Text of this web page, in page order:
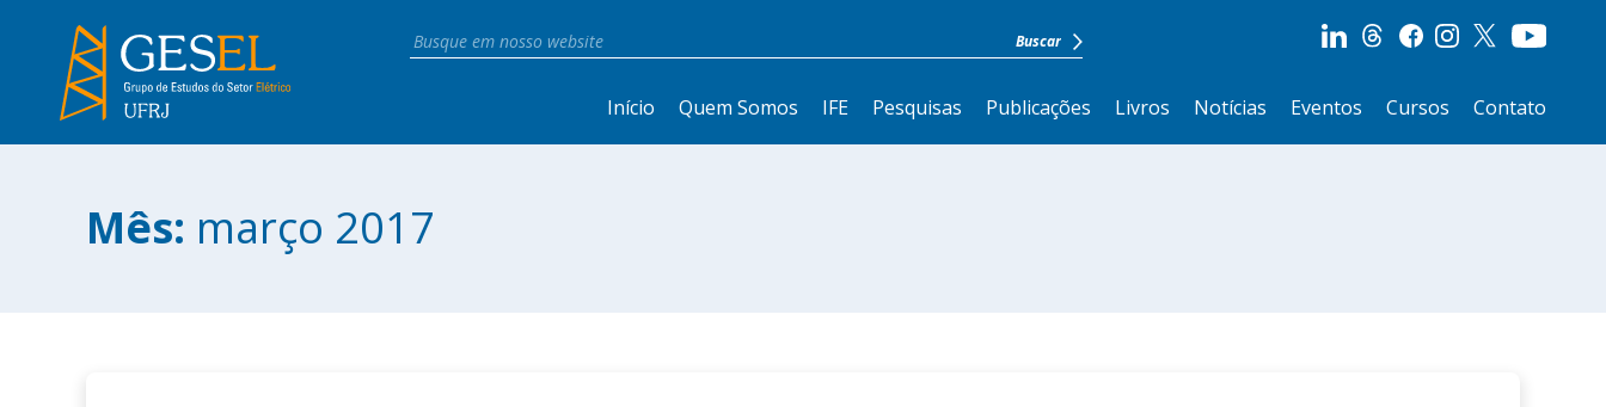
Início Quem Somos IFE Pesquisas Publicações Livros Notícias Eventos Cursos Contato
Mês: março 2017